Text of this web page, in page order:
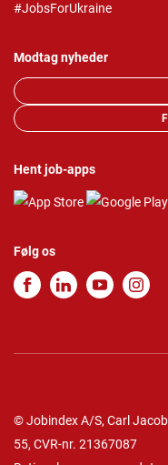
#JobsForUkraine
Modtag nyheder
Hent job-apps
Følg os
© Jobindex A/S, Carl
55, CVR-nr. 21367087